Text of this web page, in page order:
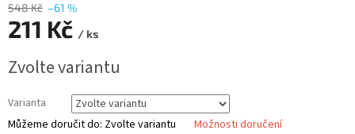
548 Kč –61 %
211 Kč / ks
cena:
Zvolte variantu
Varianta
Můžeme doručit do: Zvolte variantu Možnosti doručení